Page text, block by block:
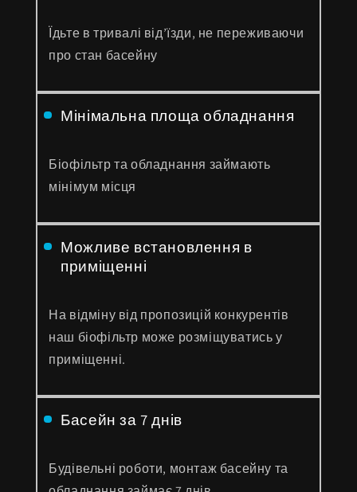
Їдьте в тривалі від’їзди, не переживаючи
про стан басейну
Мінімальна площа обладнання
Біофільтр та обладнання займають
мінімум місця
Можливе встановлення в
приміщенні
На відміну від пропозицій конкурентів
наш біофільтр може розміщуватись у
приміщенні.
Басейн за 7 днів
Будівельні роботи, монтаж басейну та